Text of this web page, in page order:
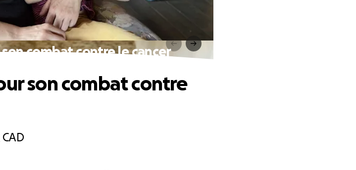
combat contre le cancer
CAD
son combat contre